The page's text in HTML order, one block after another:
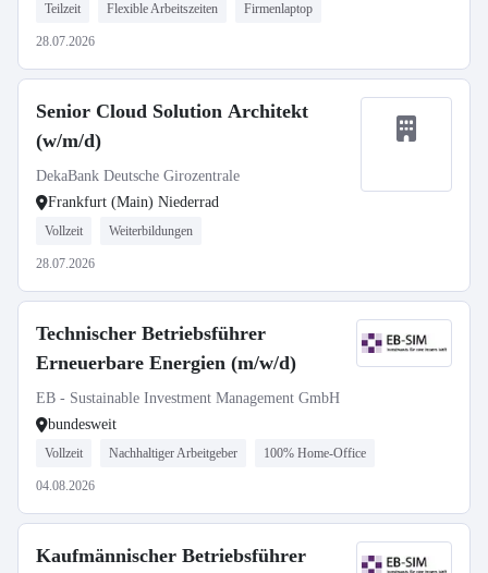
Teilzeit Flexible Arbeitszeiten Firmenlaptop
28.07.2026
Senior Cloud Solution Architekt
(w/m/d)
DekaBank Deutsche Girozentrale
Frankfurt (Main) Niederrad
Vollzeit Weiterbildungen
28.07.2026
Technischer Betriebsführer
Erneuerbare Energien (m/w/d)
EB - Sustainable Investment Management GmbH
bundesweit
Vollzeit Nachhaltiger Arbeitgeber 100% Home-Office
04.08.2026
Kaufmännischer Betriebsführer